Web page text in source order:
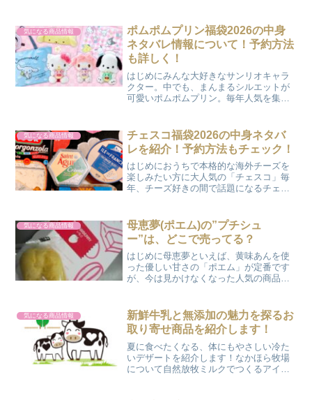
る方も多いですよね。ここでは、2026年
の福袋情報を中心に、過...
気になる商品情報
ポムポムプリン福袋2026の中身
ネタバレ情報について！予約方法
も詳しく！
はじめにみんな大好きなサンリオキャラ
クター。中でも、まんまるシルエットが
可愛いポムポムプリン。毎年人気を集め
ましたよね。「予約はいつから？」「ど
んなグッズが入ってい...
気になる商品情報
チェスコ福袋2026の中身ネタバ
レを紹介！予約方法もチェック！
はじめにおうちで本格的な海外チーズを
楽しみたい方に大人気の「チェスコ」毎
年、チーズ好きの間で話題になるチェス
った魅力たっぷりのセットです。「今年
はどんなチーズが入るのか...
気になる商品情報
母恵夢(ポエム)の”プチシュ
ー”は、どこで売ってる？
はじめに母恵夢といえば、黄味あんを使
った優しい甘さの「ポエム」が定番です
が、今は見かけなくなった人気の商品の
俵型のような細長いシュークリーム。そ
の「プチシュー」は、ど...
気になる商品情報
新鮮牛乳と無添加の魅力を探るお
取り寄せ商品を紹介します！
夏に食べたくなる、体にもやさしい冷た
いデザートを紹介します！なかほら牧場
について自然放牧ミルクでつくるアイス